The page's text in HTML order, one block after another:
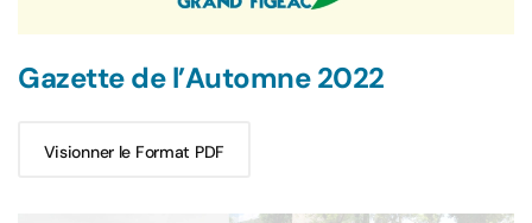
Gazette de l’Automne 2022
Visionner le Format PDF